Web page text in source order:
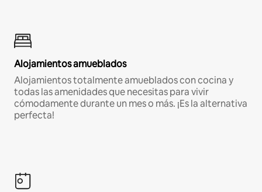
Alojamientos amueblados
Alojamientos totalmente amueblados con cocina y
todas las amenidades que necesitas para vivir
cómodamente durante un mes o más. ¡Es la alternativa
perfecta!